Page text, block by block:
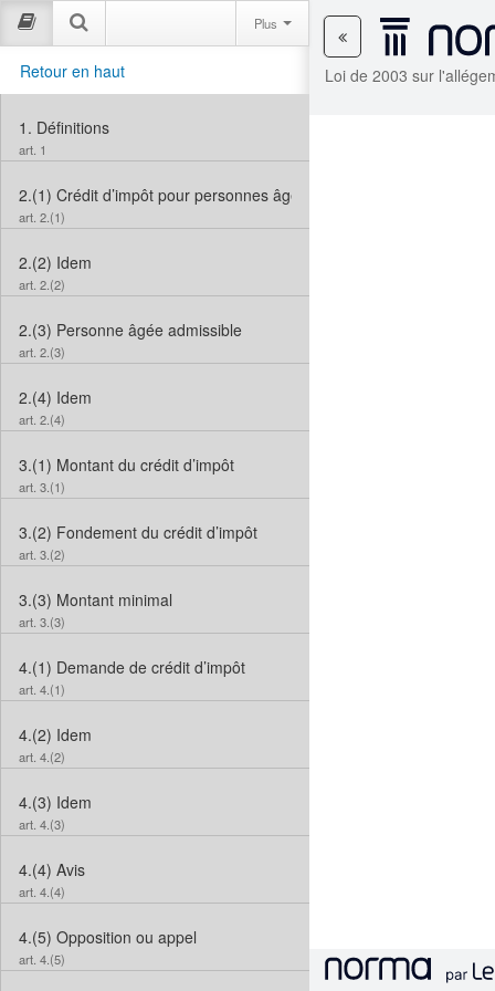
Loi de 2003 sur
Plus
Retour en haut
1. Définitions
art. 1
2.(1) Crédit d’impôt pour personnes âgées
art. 2.(1)
2.(2) Idem
art. 2.(2)
2.(3) Personne âgée admissible
art. 2.(3)
2.(4) Idem
art. 2.(4)
3.(1) Montant du crédit d’impôt
art. 3.(1)
3.(2) Fondement du crédit d’impôt
art. 3.(2)
3.(3) Montant minimal
art. 3.(3)
4.(1) Demande de crédit d’impôt
art. 4.(1)
4.(2) Idem
art. 4.(2)
4.(3) Idem
art. 4.(3)
4.(4) Avis
art. 4.(4)
4.(5) Opposition ou appel
art. 4.(5)